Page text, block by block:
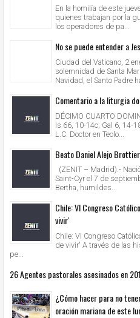
En la homilía de este
quienes trabajan por la
los operadores de pa...
No se puede entender a
Ciudad del Vaticano, 2
solemnidad de Santa
Navidad, el Santo Padre
Comentario a la liturgia
DÉCIMO CUARTO
Is 66, 10-14c; Gal 6, 14-
L.C. Doctor en Teolo...
Beato Daniel Alejo
(ZENIT – Madrid).-
Saint-Cyr el 7 de
Bertha, humildes...
Chile: VI Congreso
vivir'
Chile: VI Congreso
de vivir' A través de las
pe...
26 Agentes pastorales asesinados en
¿Cómo hacer para no
oración mariana de este